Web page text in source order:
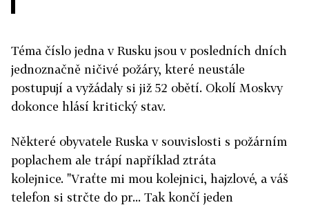
Téma číslo jedna v Rusku jsou v posledních dních
jednoznačně ničivé požáry, které neustále
postupují a vyžádaly si již 52 obětí. Okolí Moskvy
dokonce hlásí kritický stav.
Některé obyvatele Ruska v souvislosti s požárním
poplachem ale trápí například ztráta
kolejnice. "Vraťte mi mou kolejnici, hajzlové, a váš
telefon si strčte do pr... Tak končí jeden